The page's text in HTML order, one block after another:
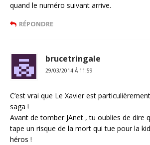
quand le numéro suivant arrive.
RÉPONDRE
brucetringale
29/03/2014 Á 11:59
C’est vrai que Le Xavier est
saga !
Avant de tomber JAnet , tu oublies de dire
tape un risque de la mort qui tue pour la
héros !